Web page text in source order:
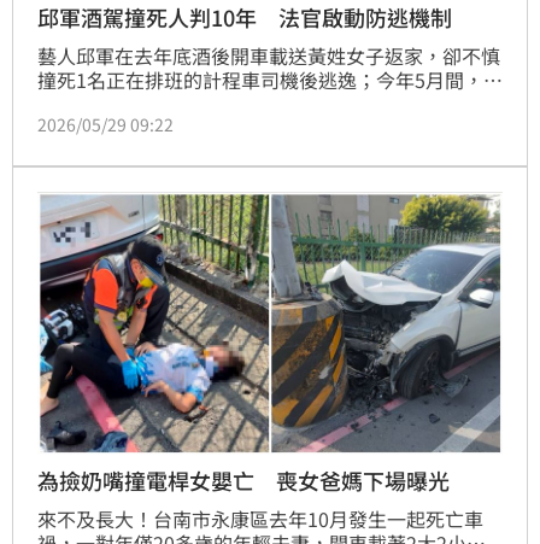
邱軍酒駕撞死人判10年 法官啟動防逃機制
藝人邱軍在去年底酒後開車載送黃姓女子返家，卻不慎
撞死1名正在排班的計程車司機後逃逸；今年5月間，基
全駕駛致死、肇事致人死傷逃逸等罪判邱軍10年徒刑，
大，有逃亡之虞，自5月26日起限制出境、出海8月。
2026/05/29 09:22
為撿奶嘴撞電桿女嬰亡 喪女爸媽下場曝光
來不及長大！台南市永康區去年10月發生一起死亡車